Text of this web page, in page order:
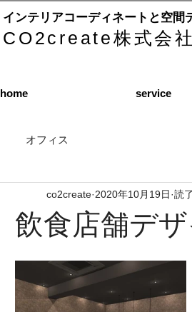
インテリアコーディネートと空間
CO2create株式会社
home service
オフィス
飲食店舗デ
co2create 2020年10月19日 読